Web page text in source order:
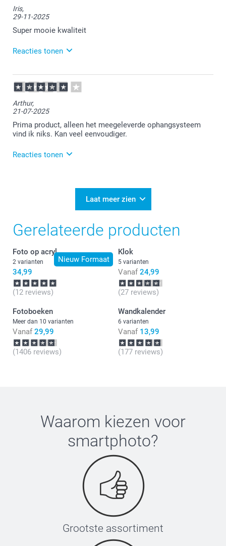
Daar doen wij het voor!
Iris,
29-11-2025
Super mooie kwaliteit
Reacties tonen
01-12-2025
13:56
Heel erg veel plezier ervan!
Arthur,
21-07-2025
Prima product, alleen het meegeleverde ophangsysteem
vind ik niks. Kan veel eenvoudiger.
Reacties tonen
Bedankt voor je review. Fijn dat je tevreden bent met
van de foto!
Laat meer zien
Gerelateerde producten
Nieuw Formaat
Foto op acryl
2 varianten
34,99
(12 reviews)
Klok
5 varianten
Vanaf 24,99
(27 reviews)
Fotoboeken
Meer dan 10 varianten
Vanaf 29,99
(1406 reviews)
Wandkalender
6 varianten
Vanaf 13,99
(177 reviews)
Waarom kiezen voor
smartphoto?
Grootste assortiment